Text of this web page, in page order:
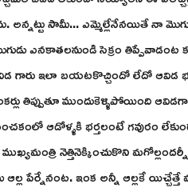
అన్నట్టు సామీ... ఎమ్మెల్లేనేనయితే
ఎనకాతలనుండి సెక్రం
గారు ఇలా బయటకొచ్చిందో లేదో ఆవిడ
తిప్పుతూ ముందుకెళ్ళిపోయింది
ఆడోళ్ళకి భర్తలంటే గవురం
నెత్తినెక్కించుకొని
ఆల్ల పేర్నేనంట. ఇంక అన్నీ ఆల్లకే